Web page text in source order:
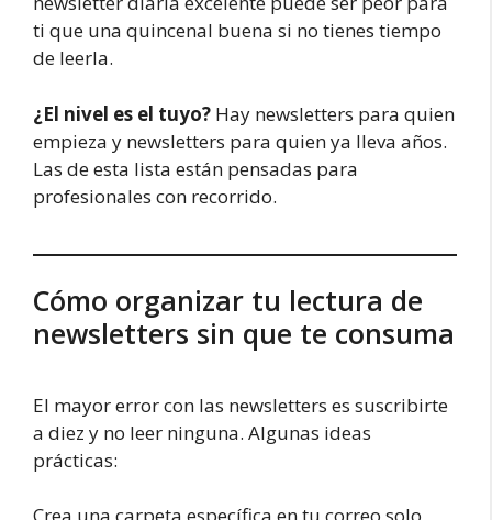
ti que una quincenal buena si no tienes tiempo
de leerla.
¿El nivel es el tuyo? Hay newsletters para quien
empieza y newsletters para quien ya lleva años.
Las de esta lista están pensadas para
profesionales con recorrido.
Cómo organizar tu lectura de
newsletters sin que te consuma
El mayor error con las newsletters es suscribirte
a diez y no leer ninguna. Algunas ideas
prácticas: